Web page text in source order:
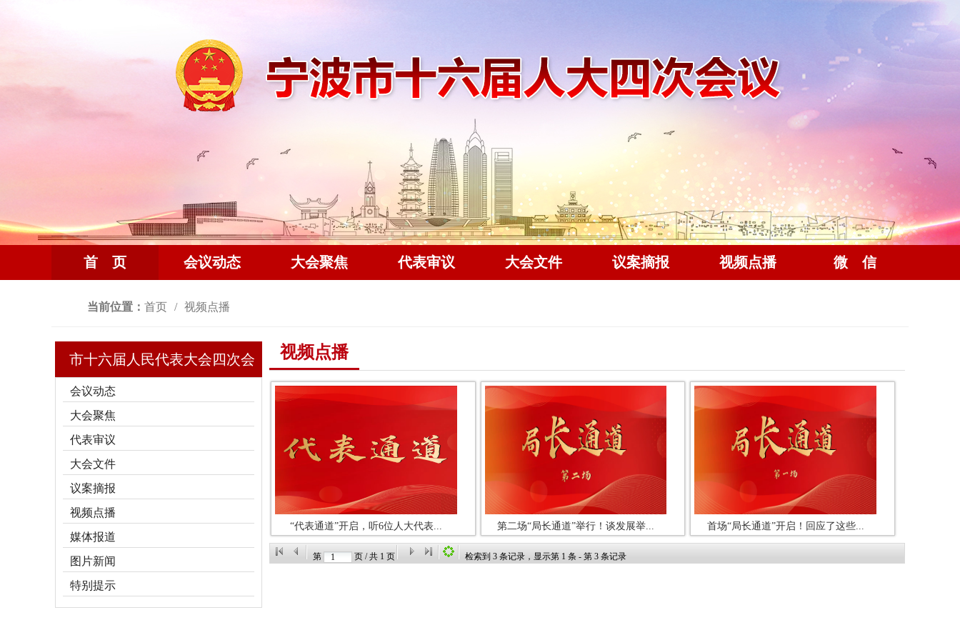
首 页 会议动态 大会聚焦 代表审议 大会文件 议案摘报 视频点播 微 信
当前位置： 首页 视频点播
市十六届人民代表大会四次会
会议动态
大会聚焦
代表审议
大会文件
议案摘报
视频点播
媒体报道
图片新闻
特别提示
视频点播
“代表通道”开启，听6位人大代表... 第二场“局长通道”举行！谈发展举... 首场“局长通道”开启！回应了这些...
第 页 / 共 1 页 检索到 3 条记录，显示第 1 条 - 第 3 条记录